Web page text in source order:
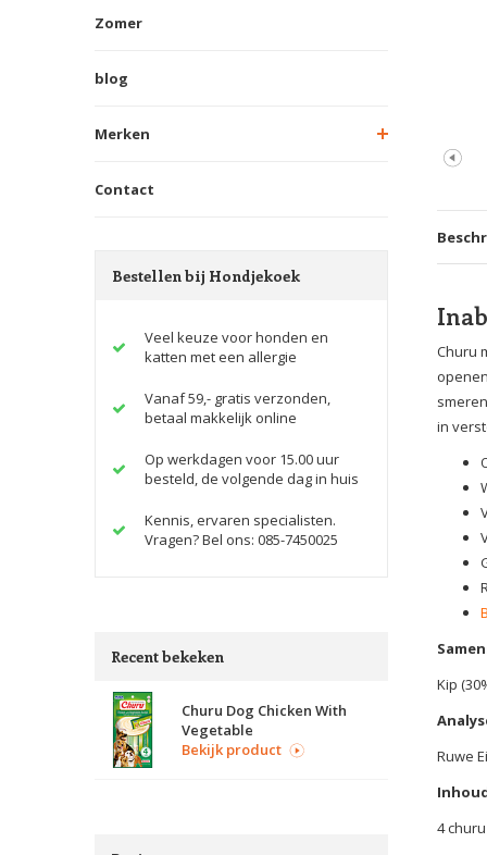
Zomer
blog
Merken
Contact
Bestellen bij Hondjekoek
Veel keuze voor honden en
katten met een allergie
Vanaf 59,- gratis verzonden,
betaal makkelijk online
Op werkdagen voor 15.00 uur
besteld, de volgende dag in huis
Kennis, ervaren specialisten.
Vragen? Bel ons: 085-7450025
Recent bekeken
Churu Dog Chicken With
Vegetable
Bekijk product
Churu
in
Kip
Ruwe
4